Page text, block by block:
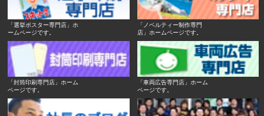
「選挙ポスター専門店」ホ
ームページです。
「ノベルティー制作専門
店」ホームページです。
「封筒印刷専門店」ホーム
ページです。
「車両広告専門店」ホーム
ページです。